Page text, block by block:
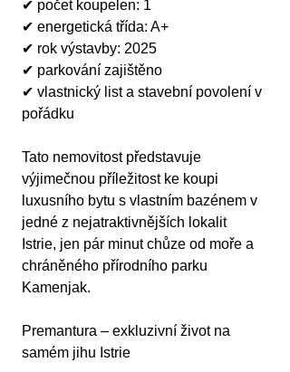
✔ počet koupelen: 1
✔ energetická třída: A+
✔ rok výstavby: 2025
✔ parkování zajištěno
✔ vlastnický list a stavební povolení v
pořádku
Tato nemovitost představuje
výjimečnou příležitost ke koupi
luxusního bytu s vlastním bazénem v
jedné z nejatraktivnějších lokalit
Istrie, jen pár minut chůze od moře a
chráněného přírodního parku
Kamenjak.
Premantura – exkluzivní život na
samém jihu Istrie